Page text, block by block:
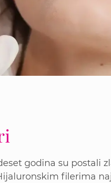
godina su postali
filerima